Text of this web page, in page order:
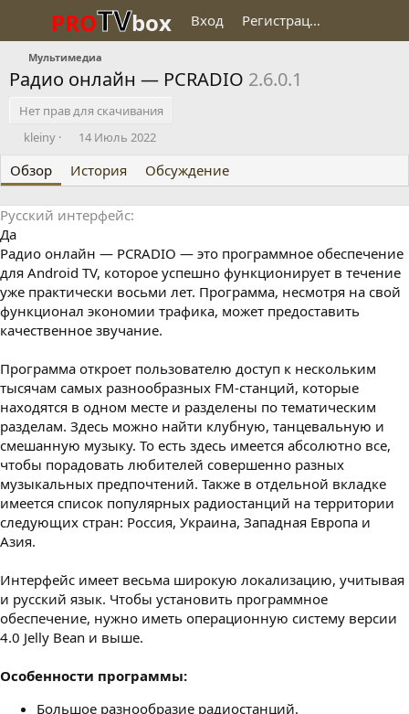
PROTVbox Вход Регистрация
Мультимедиа
Радио онлайн — PCRADIO 2.6.0.1
Нет прав для скачивания
О
у
б
л
и
о
в
л
kleiny
Д
т
а
с
о
д
а
и
я
14 Июль 2022
Обзор История Обсуждение
Русский интерфейс
Да
Радио онлайн — PCRADIO — это программное обеспечение
для Android TV, которое успешно функционирует в течение
уже практически восьми лет. Программа, несмотря на свой
функционал экономии трафика, может предоставить
качественное звучание.
Программа откроет пользователю доступ к нескольким
тысячам самых разнообразных FM-станций, которые
находятся в одном месте и разделены по тематическим
разделам. Здесь можно найти клубную, танцевальную и
смешанную музыку. То есть здесь имеется абсолютно все,
чтобы порадовать любителей совершенно разных
музыкальных предпочтений. Также в отдельной вкладке
имеется список популярных радиостанций на территории
следующих стран: Россия, Украина, Западная Европа и
Азия.
Интерфейс имеет весьма широкую локализацию, учитывая
и русский язык. Чтобы установить программное
обеспечение, нужно иметь операционную систему версии
4.0 Jelly Bean и выше.
Особенности программы:
Большое разнообразие радиостанций.